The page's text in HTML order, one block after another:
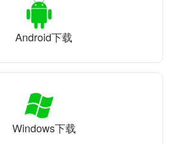
Android下载
Windows下载